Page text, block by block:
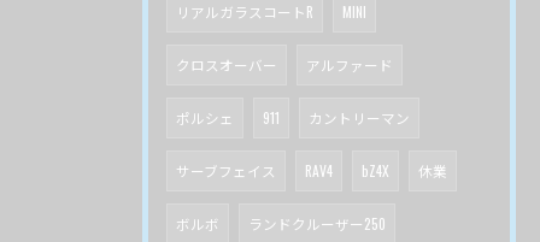
リアルガラスコートR MINI
クロスオーバー アルファード
ポルシェ 911 カントリーマン
サーブフェイス RAV4 bZ4X 休業
ボルボ ランドクルーザー250